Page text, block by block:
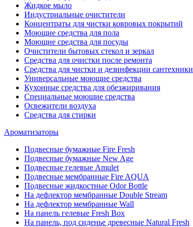
Жидкое мыло
Индустриальные очистители
Концентраты для чистки ковровых покрытий
Моющие средства для пола
Моющие средства для посуды
Очистители бытовых стекол и зеркал
Средства для очистки после ремонта
Средства для чистки и дезинфекции сантехники
Универсальные моющие средства
Кухонные средства для обезжиривания
Специальные моющие средства
Освежители воздуха
Средства для стирки
Ароматизаторы
Подвесные бумажные Fire Fresh
Подвесные бумажные New Age
Подвесные гелевые Amulet
Подвесные мембранные Fire AQUA
Подвесные жидкостные Odor Bottle
На дефлектор мембранные Double Stream
На дефлектор мембранные Wall
На панель гелевые Fresh Box
На панель, под сиденье древесные Natural Fresh